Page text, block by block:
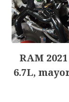
RAM
6.7L,